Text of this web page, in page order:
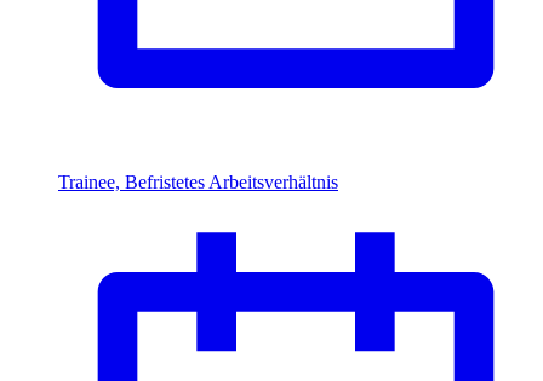
Trainee, Befristetes Arbeitsverhältnis